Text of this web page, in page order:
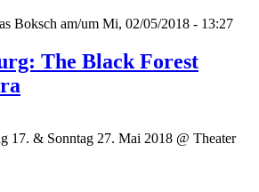
Boksch am/um Mi, 02/05/2018 - 13:27
The Black Forest
17. & Sonntag 27. Mai 2018 @ Theater